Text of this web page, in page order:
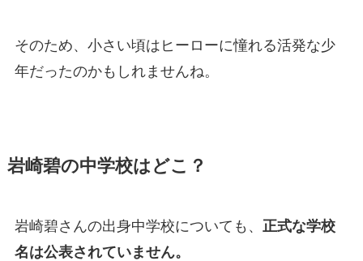
そのため、小さい頃はヒーローに憧れる活発な少
年だったのかもしれませんね。
岩崎碧の中学校はどこ？
岩崎碧さんの出身中学校についても、 正式な学校
名は公表されていません。